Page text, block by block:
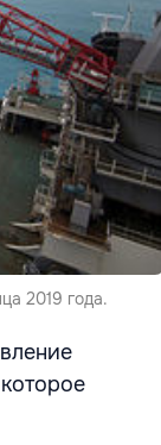
2019 года.